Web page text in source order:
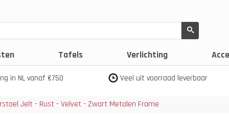
Tafels Verlichting
in NL vanaf €750 Veel uit voorraad leverbaar
Jelt - Rust - Velvet - Zwart Metalen Frame